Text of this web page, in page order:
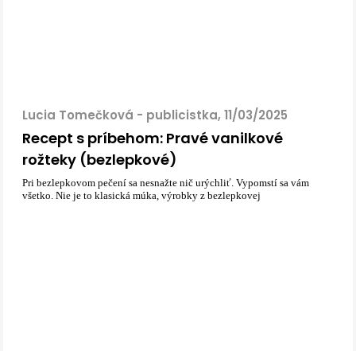
Lucia Tomečková - publicistka, 11/03/2025
Recept s príbehom: Pravé vanilkové
rožteky (bezlepkové)
Pri bezlepkovom pečení sa nesnažte nič urýchliť. Vypomstí sa vám
všetko. Nie je to klasická múka, výrobky z bezlepkovej